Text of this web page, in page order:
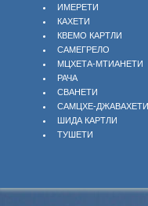
ИМЕРЕТИ
КАХЕТИ
КВЕМО КАРТЛИ
САМЕГРЕЛО
МЦХЕТА-МТИАНЕТИ
РАЧА
СВАНЕТИ
САМЦХЕ-ДЖАВАХЕТИ
ШИДА КАРТЛИ
ТУШЕТИ